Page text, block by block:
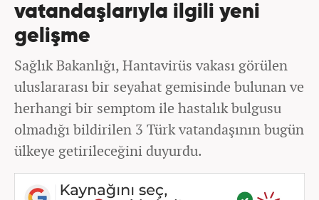
vatandaşlarıyla ilgili yeni
gelişme
Sağlık Bakanlığı, Hantavirüs vakası görülen
uluslararası bir seyahat gemisinde bulunan ve
herhangi bir semptom ile hastalık bulgusu
olmadığı bildirilen 3 Türk vatandaşının bugün
ülkeye getirileceğini duyurdu.